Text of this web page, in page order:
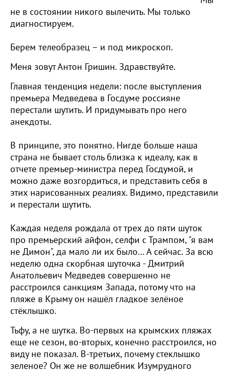
не в состоянии никого вылечить. Мы только
диагностируем.
Берем телеобразец – и под микроскоп.
Меня зовут Антон Гришин. Здравствуйте.
Главная тенденция недели: после выступления
премьера Медведева в Госдуме россияне
перестали шутить. И придумывать про него
анекдоты.
В принципе, это понятно. Нигде больше наша
страна не бывает столь близка к идеалу, как в
отчете премьер-министра перед Госдумой, и
можно даже возгордиться, и представить себя в
этих нарисованных реалиях. Видимо, представили
и перестали шутить.
Каждая неделя рождала от трех до пяти шуток
про премьерский айфон, селфи с Трампом, "я вам
не Димон", да мало ли их было… А сейчас. За всю
неделю одна скорбная шуточка - Дмитрий
Анатольевич Медведев совершенно не
расстроился санкциям Запада, потому что на
пляже в Крыму он нашёл гладкое зелёное
стёклышко.
Тьфу, а не шутка. Во-первых на крымских пляжах
еще не сезон, во-вторых, конечно расстроился, но
виду не показал. В-третьих, почему стеклышко
зеленое? Он же не волшебник Изумрудного